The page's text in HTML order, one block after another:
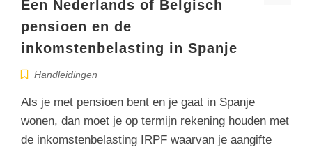
Een Nederlands of Belgisch
pensioen en de
inkomstenbelasting in Spanje
Handleidingen
Als je met pensioen bent en je gaat in Spanje
wonen, dan moet je op termijn rekening houden met
de inkomstenbelasting IRPF waarvan je aangifte